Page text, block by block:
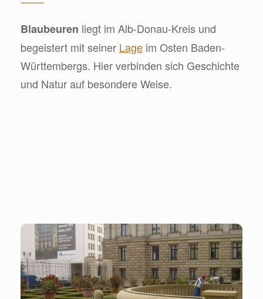
Blaubeuren liegt im Alb-Donau-Kreis und
begeistert mit seiner Lage im Osten Baden-
Württembergs. Hier verbinden sich Geschichte
und Natur auf besondere Weise.